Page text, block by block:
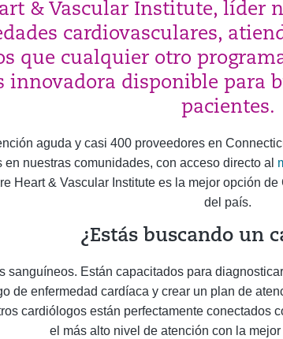
& Vascular Institute, líder
cardiovasculares,
que cualquier otro
disponible para
pacientes.
aguda y casi 400 proveedores en
nuestras comunidades, con acceso directo al
Heart & Vascular Institute es la mejor opción
del país.
¿Estás buscando un
sanguíneos. Están capacitados para
de enfermedad cardíaca y crear un plan de
cardiólogos están perfectamente
el más alto nivel de atención con la